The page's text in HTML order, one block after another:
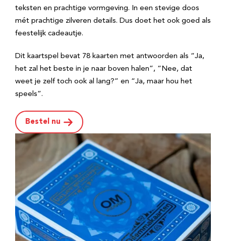
teksten en prachtige vormgeving. In een stevige doos
mét prachtige zilveren details. Dus doet het ook goed als
feestelijk cadeautje.
Dit kaartspel bevat 78 kaarten met antwoorden als “Ja,
het zal het beste in je naar boven halen”, “Nee, dat
weet je zelf toch ook al lang?” en “Ja, maar hou het
speels”.
Bestel nu